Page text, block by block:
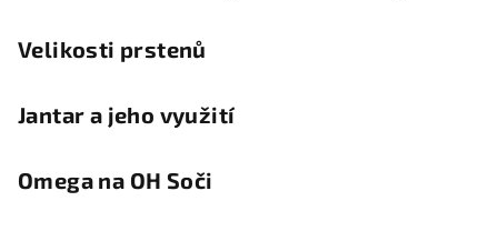
Velikosti prstenů
Jantar a jeho využití
Omega na OH Soči